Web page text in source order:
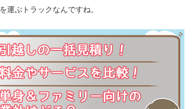
運ぶトラックなんですね。